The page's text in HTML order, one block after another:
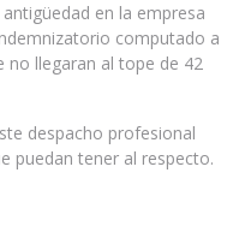
en la empresa
computado a
no llegaran al tope de 42
despacho profesional
puedan tener al respecto.